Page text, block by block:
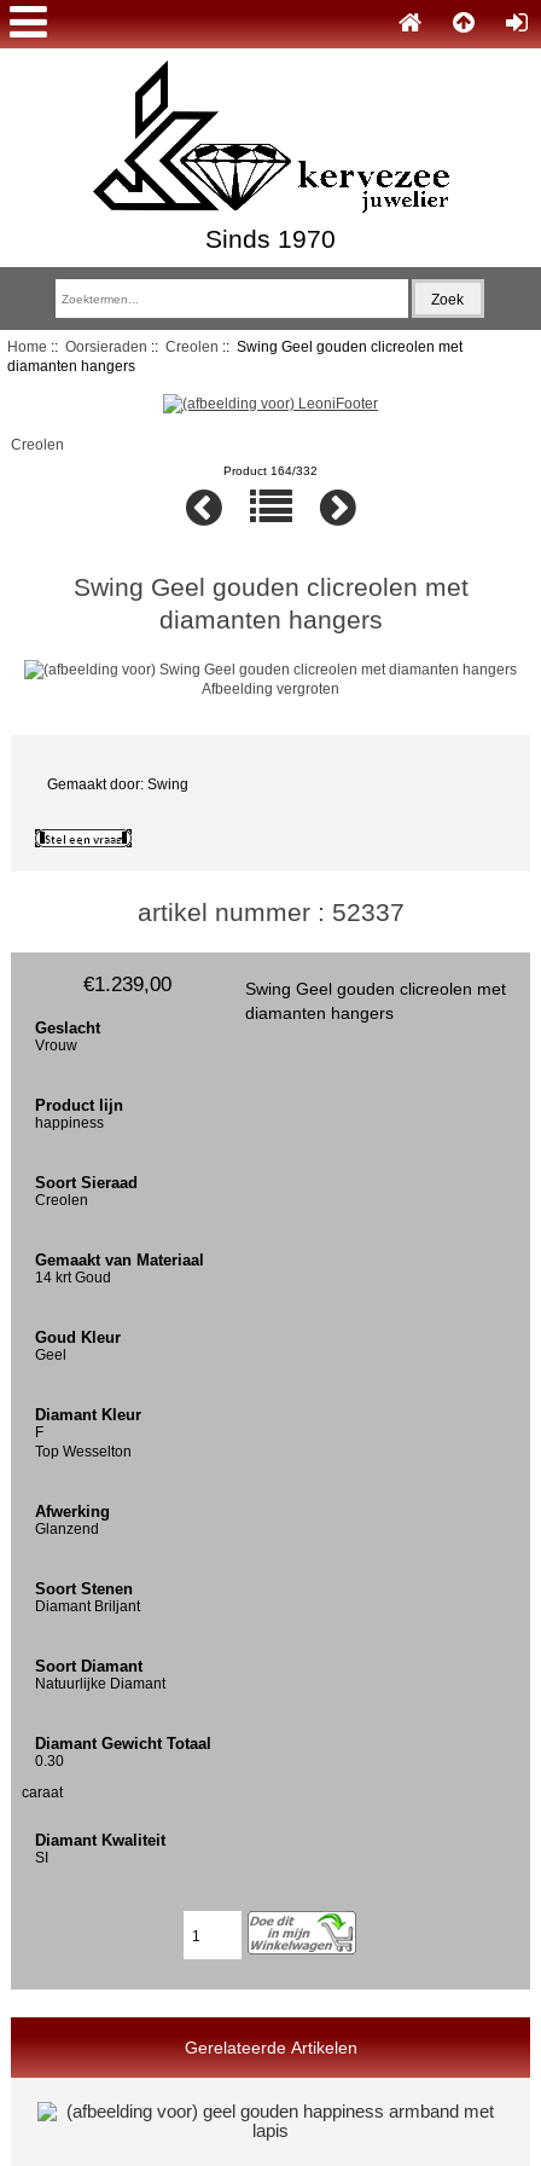
Sinds 1970
Home :: Oorsieraden :: Creolen :: Swing Geel gouden clicreolen met
diamanten hangers
Creolen
Product 164/332
Swing Geel gouden clicreolen met
diamanten hangers
Afbeelding vergroten
Gemaakt door: Swing
artikel nummer : 52337
Swing Geel gouden clicreolen met
diamanten hangers
€1.239,00
Geslacht
Vrouw
Product lijn
happiness
Soort Sieraad
Creolen
Gemaakt van Materiaal
14 krt Goud
Goud Kleur
Geel
Diamant Kleur
F
Top Wesselton
Afwerking
Glanzend
Soort Stenen
Diamant Briljant
Soort Diamant
Natuurlijke Diamant
Diamant Gewicht Totaal
0.30
caraat
Diamant Kwaliteit
SI
Gerelateerde Artikelen